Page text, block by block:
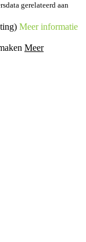
gerelateerd aan
Meer informatie
Meer